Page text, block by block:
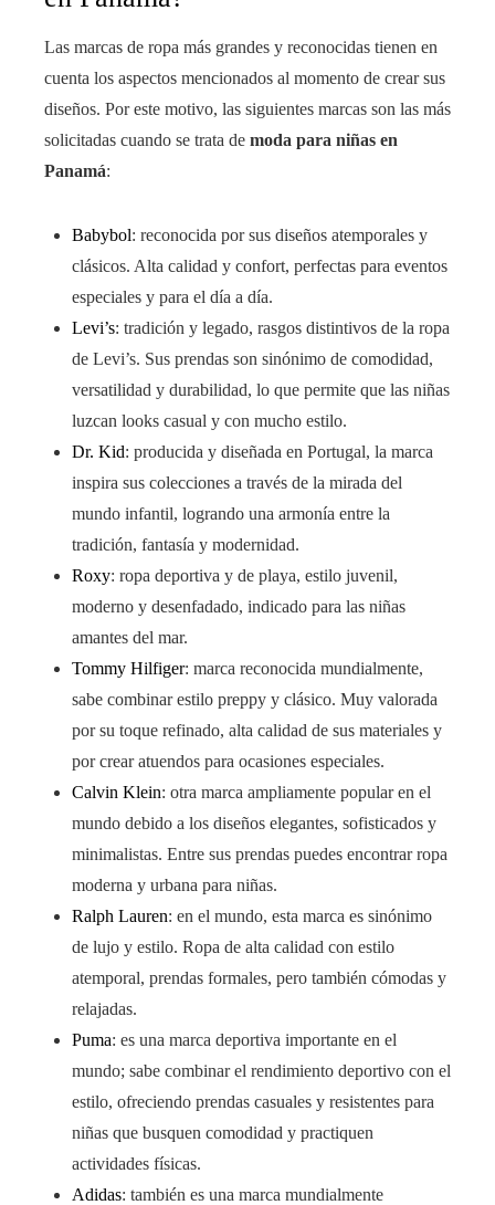
Las marcas de ropa más grandes y reconocidas tienen en
cuenta los aspectos mencionados al momento de crear sus
diseños. Por este motivo, las siguientes marcas son las más
solicitadas cuando se trata de moda para niñas en
Panamá:
Babybol: reconocida por sus diseños atemporales y
clásicos. Alta calidad y confort, perfectas para eventos
especiales y para el día a día.
Levi’s: tradición y legado, rasgos distintivos de la ropa
de Levi’s. Sus prendas son sinónimo de comodidad,
versatilidad y durabilidad, lo que permite que las niñas
luzcan looks casual y con mucho estilo.
Dr. Kid: producida y diseñada en Portugal, la marca
inspira sus colecciones a través de la mirada del
mundo infantil, logrando una armonía entre la
tradición, fantasía y modernidad.
Roxy: ropa deportiva y de playa, estilo juvenil,
moderno y desenfadado, indicado para las niñas
amantes del mar.
Tommy Hilfiger: marca reconocida mundialmente,
sabe combinar estilo preppy y clásico. Muy valorada
por su toque refinado, alta calidad de sus materiales y
por crear atuendos para ocasiones especiales.
Calvin Klein: otra marca ampliamente popular en el
mundo debido a los diseños elegantes, sofisticados y
minimalistas. Entre sus prendas puedes encontrar ropa
moderna y urbana para niñas.
Ralph Lauren: en el mundo, esta marca es sinónimo
de lujo y estilo. Ropa de alta calidad con estilo
atemporal, prendas formales, pero también cómodas y
relajadas.
Puma: es una marca deportiva importante en el
mundo; sabe combinar el rendimiento deportivo con el
estilo, ofreciendo prendas casuales y resistentes para
niñas que busquen comodidad y practiquen
actividades físicas.
Adidas: también es una marca mundialmente